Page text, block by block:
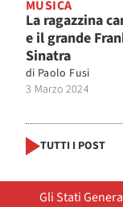
MUSICA
La ragazzina
e il grande
Sinatra
di Paolo Fusi
3 Marzo 2024
TUTTI I POST
Gli Stati